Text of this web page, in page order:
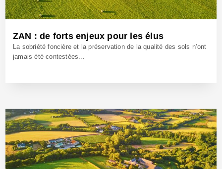
ZAN : de forts enjeux pour les élus
La sobriété foncière et la préservation de la qualité des sols n’ont
jamais été contestées...
12 Jan 2024 - Réf: BW42036